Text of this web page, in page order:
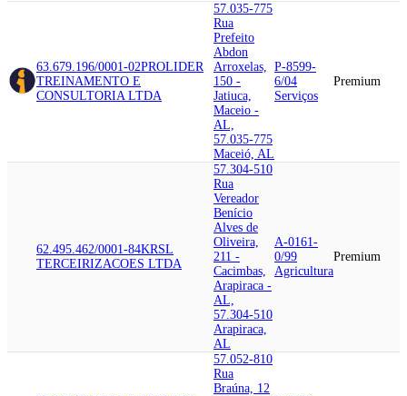
63.679.196/0001-02PROLIDER
TREINAMENTO E
CONSULTORIA LTDA
57.035-775
Rua
Prefeito
Abdon
Arroxelas,
150 -
Jatiuca,
Maceio -
AL,
57.035-775
Maceió, AL
P-8599-
6/04
Serviços
Premium
62.495.462/0001-84KRSL
TERCEIRIZACOES LTDA
57.304-510
Rua
Vereador
Benício
Alves de
Oliveira,
211 -
Cacimbas,
Arapiraca -
AL,
57.304-510
Arapiraca,
AL
A-0161-
0/99
Agricultura
Premium
57.052-810
Rua
Braúna, 12